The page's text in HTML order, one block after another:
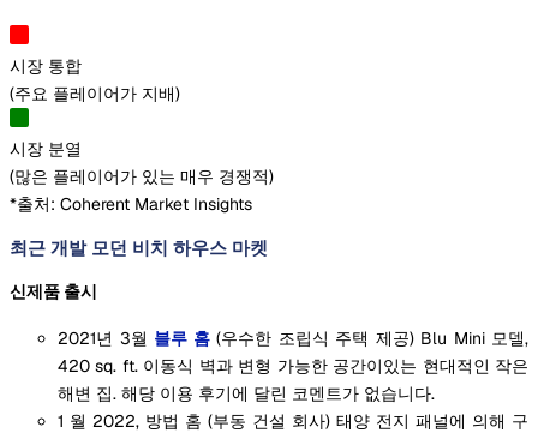
시장 통합
(주요 플레이어가 지배)
시장 분열
(많은 플레이어가 있는 매우 경쟁적)
*출처: Coherent Market Insights
최근 개발 모던 비치 하우스 마켓
신제품 출시
2021년 3월 블루 홈(우수한 조립식 주택 제공) Blu Mini 모델,
420 sq. ft. 이동식 벽과 변형 가능한 공간이있는 현대적인 작은
해변 집. 해당 이용 후기에 달린 코멘트가 없습니다.
1 월 2022, 방법 홈 (부동 건설 회사) 태양 전지 패널에 의해 구